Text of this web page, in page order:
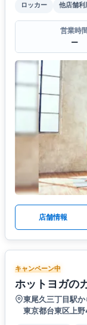
ロッカー
他店舗利
営業時
ー
店舗情報
キャンペーン中
ホットヨガの
東尾久三丁目駅
東京都台東区上